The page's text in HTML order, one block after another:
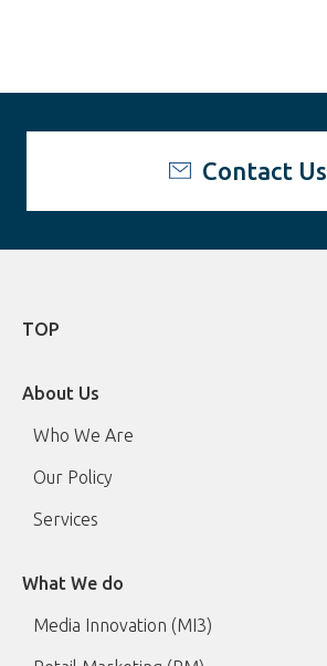
Contact Us
TOP
About Us
Who We Are
Our Policy
Services
What We do
Media Innovation (MI3)